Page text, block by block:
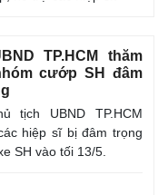
TP.HCM thăm
cướp SH đâm
tịch UBND TP.HCM
hiệp sĩ bị đâm trọng
SH vào tối 13/5.